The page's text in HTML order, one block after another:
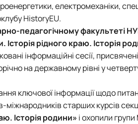
електромеханіки,
HistoryEU.
педагогічному факультеті
Історія рідного краю. Історія
інформаційні сесії, присвячені
на державному рівні у
ключової інформації щодо
міжнародниківстарших курсів
Історія родини» і охопили